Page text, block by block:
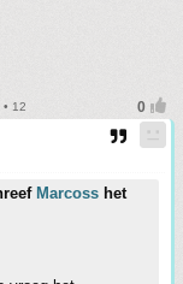
12
Marcoss het